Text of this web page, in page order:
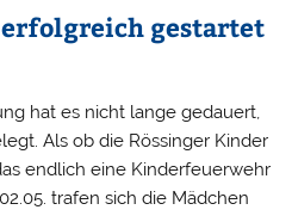
gestartet
hat es nicht lange gedauert,
Als ob die Rössinger Kinder
endlich eine Kinderfeuerwehr
trafen sich die Mädchen